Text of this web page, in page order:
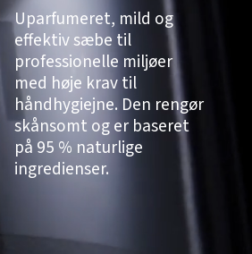
Uparfumeret, mild og
effektiv sæbe til
professionelle miljøer
med høje krav til
håndhygiejne. Den rengør
skånsomt og er baseret
på 95 % naturlige
ingredienser.